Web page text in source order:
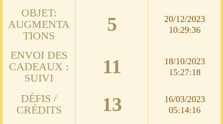
OBJET:
AUGMENTA
TIONS
5
20/12/2023
10:29:36
ENVOI DES
CADEAUX :
SUIVI
11
18/10/2023
15:27:18
DÉFIS /
CRÉDITS
13
16/03/2023
05:14:16